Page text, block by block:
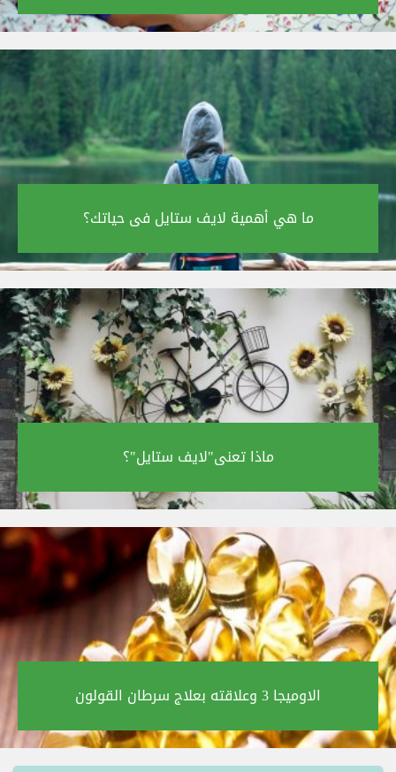
ما هي أهمية لايف ستايل فى حياتك؟‎
ماذا تعنى"لايف ستايل"؟‎
الاوميجا 3 وعلاقته بعلاج سرطان القولون‎